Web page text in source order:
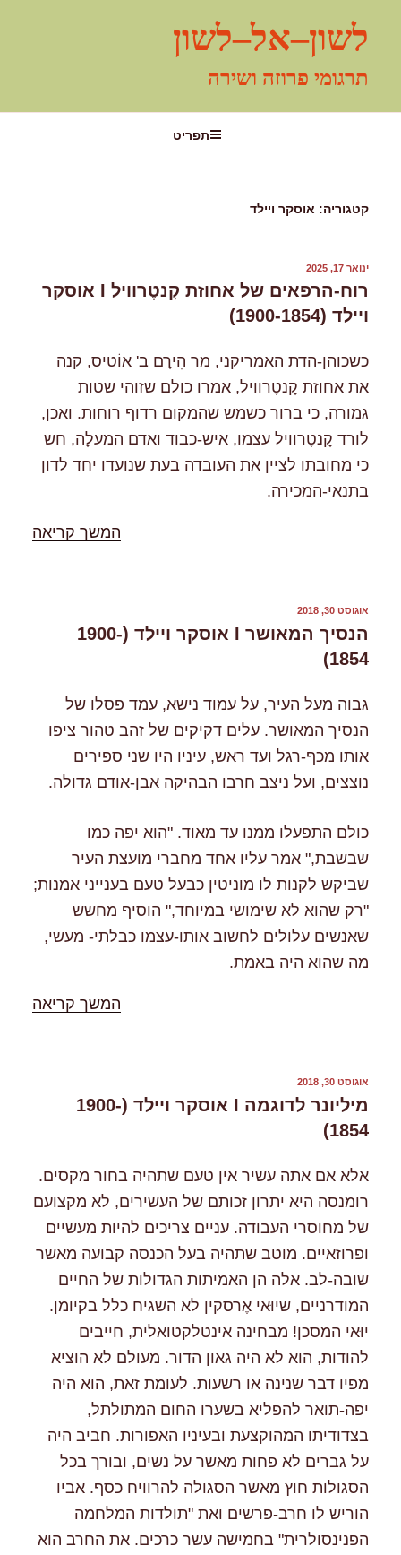
לתוכןלשון–אל–לשון
תרגומי פרוזה ושירה
תפריט
קטגוריה: אוסקר ויילד
פורסם
ינואר 17, 2025
רוח-הרפאים של אחוזת קָנטֶרוויל I אוסקר
ויילד (1900-1854)
כשכוהן-הדת האמריקני, מר הִירָם ב' אוֹטיס, קנה
את אחוזת קָנטֶרוויל, אמרו כולם שזוהי שטות
גמורה, כי ברור כשמש שהמקום רדוף רוחות. ואכן,
לורד קָנטֶרוויל עצמו, איש-כבוד ואדם המעלָה, חש
כי מחובתו לציין את העובדה בעת שנועדו יחד לדון
בתנאי-המכירה.
המשך קריאה
פורסם
אוגוסט 30, 2018
הנסיך המאושר I אוסקר ויילד (1900-
1854)
גבוה מעל העיר, על עמוד נישא, עמד פסלו של
הנסיך המאושר. עלים דקיקים של זהב טהור ציפו
אותו מכף-רגל ועד ראש, עיניו היו שני ספירים
נוצצים, ועל ניצב חרבו הבהיקה אבן-אודם גדולה.
כולם התפעלו ממנו עד מאוד. "הוא יפה כמו
שבשבת," אמר עליו אחד מחברי מועצת העיר
שביקש לקנות לו מוניטין כבעל טעם בענייני אמנות;
"רק שהוא לא שימושי במיוחד," הוסיף מחשש
שאנשים עלולים לחשוב אותו-עצמו כבלתי- מעשי,
מה שהוא היה באמת.
המשך קריאה
פורסם
אוגוסט 30, 2018
מיליונר לדוגמה I אוסקר ויילד (1900-
1854)
אלא אם אתה עשיר אין טעם שתהיה בחור מקסים.
רומנסה היא יתרון זכותם של העשירים, לא מקצועם
של מחוסרי העבודה. עניים צריכים להיות מעשיים
ופרוזאיים. מוטב שתהיה בעל הכנסה קבועה מאשר
שובה-לב. אלה הן האמיתות הגדולות של החיים
המודרניים, שיוּאי אֶרסקין לא השגיח כלל בקיומן.
יוּאי המסכן! מבחינה אינטלקטואלית, חייבים
להודות, הוא לא היה גאון הדור. מעולם לא הוציא
מפיו דבר שנינה או רשעות. לעומת זאת, הוא היה
יפה-תואר להפליא בשערו החום המתולתל,
בצדודיתו המהוקצעת ובעיניו האפורות. חביב היה
על גברים לא פחות מאשר על נשים, ובורך בכל
הסגולות חוץ מאשר הסגולה להרוויח כסף. אביו
הוריש לו חרב-פרשים ואת "תולדות המלחמה
הפנינסולרית" בחמישה עשר כרכים. את החרב הוא